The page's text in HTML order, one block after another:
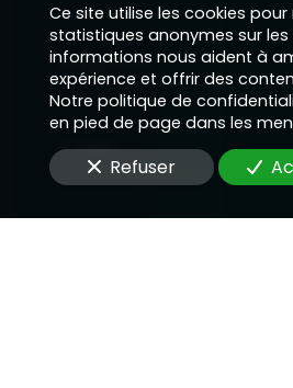
Téléphone
E-Mail
Ce site utilise les cookies pour
statistiques anonymes sur les
informations nous aident à
expérience et offrir des
Notre politique de
en pied de page dans les
Refuser